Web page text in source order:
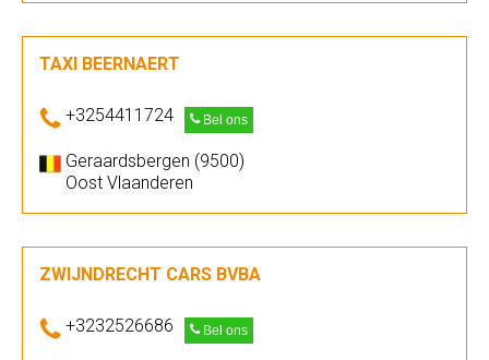
TAXI BEERNAERT
+3254411724 Bel ons
Geraardsbergen (9500)
Oost Vlaanderen
ZWIJNDRECHT CARS BVBA
+3232526686 Bel ons